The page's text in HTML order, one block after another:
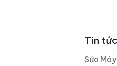
Tin tức
Sửa